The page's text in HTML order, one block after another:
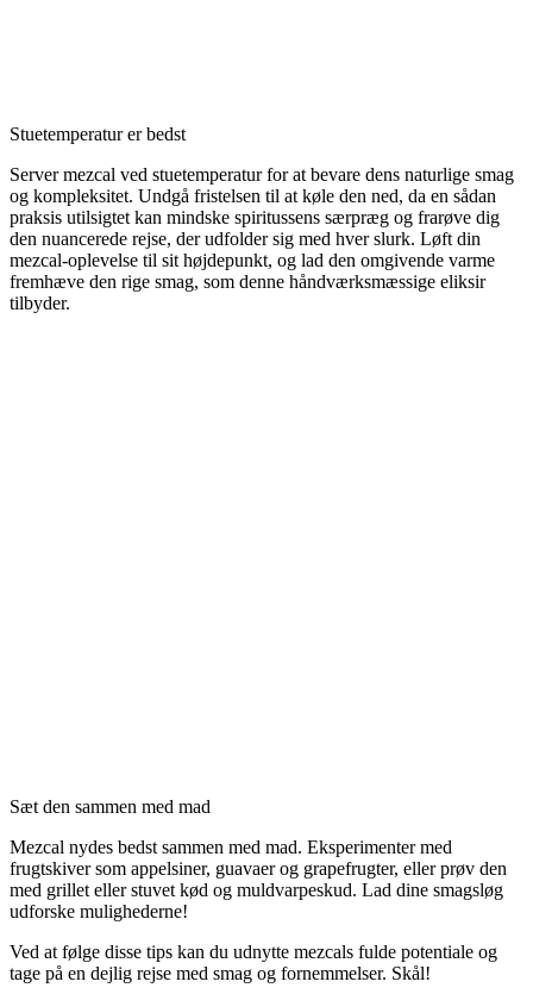
Stuetemperatur er bedst
Server mezcal ved stuetemperatur for at bevare dens naturlige smag
og kompleksitet. Undgå fristelsen til at køle den ned, da en sådan
praksis utilsigtet kan mindske spiritussens særpræg og frarøve dig
den nuancerede rejse, der udfolder sig med hver slurk. Løft din
mezcal-oplevelse til sit højdepunkt, og lad den omgivende varme
fremhæve den rige smag, som denne håndværksmæssige eliksir
tilbyder.
Sæt den sammen med mad
Mezcal nydes bedst sammen med mad. Eksperimenter med
frugtskiver som appelsiner, guavaer og grapefrugter, eller prøv den
med grillet eller stuvet kød og muldvarpeskud. Lad dine smagsløg
udforske mulighederne!
Ved at følge disse tips kan du udnytte mezcals fulde potentiale og
tage på en dejlig rejse med smag og fornemmelser. Skål!